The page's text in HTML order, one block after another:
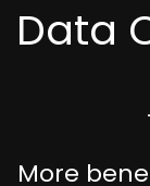
Data
More